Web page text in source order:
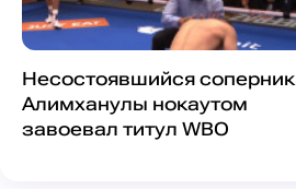
Несостоявшийся соперник
Алимханулы нокаутом
завоевал титул WBO